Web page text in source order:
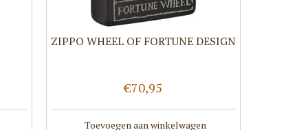
ZIPPO WHEEL OF FORTUNE DESIGN
€70,95
Toevoegen aan winkelwagen